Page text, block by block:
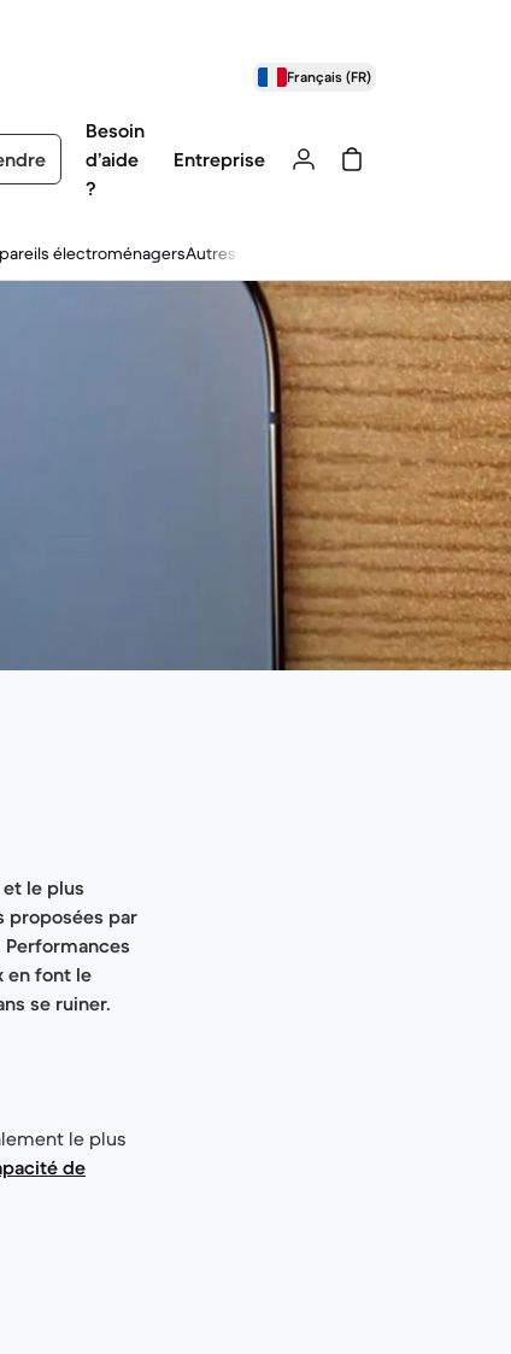
Français (FR)
Besoin
d’aide
?
Entreprise
électroménagersAutres
et le plus
proposées par
en font le
se ruiner.
le plus
de